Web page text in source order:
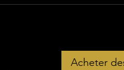
Acheter